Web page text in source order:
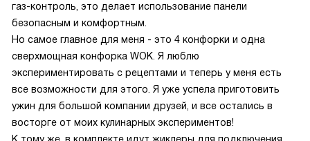
газ-контроль, это делает использование панели
безопасным и комфортным.
Но самое главное для меня - это 4 конфорки и одна
сверхмощная конфорка WOK. Я люблю
экспериментировать с рецептами и теперь у меня есть
все возможности для этого. Я уже успела приготовить
ужин для большой компании друзей, и все остались в
восторге от моих кулинарных экспериментов!